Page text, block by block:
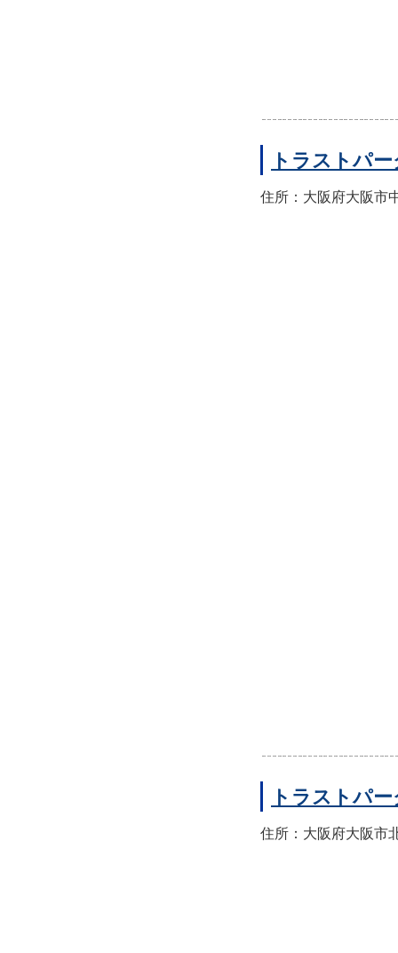
トラストパ
住所：大阪府大阪市
トラストパ
住所：大阪府大阪市